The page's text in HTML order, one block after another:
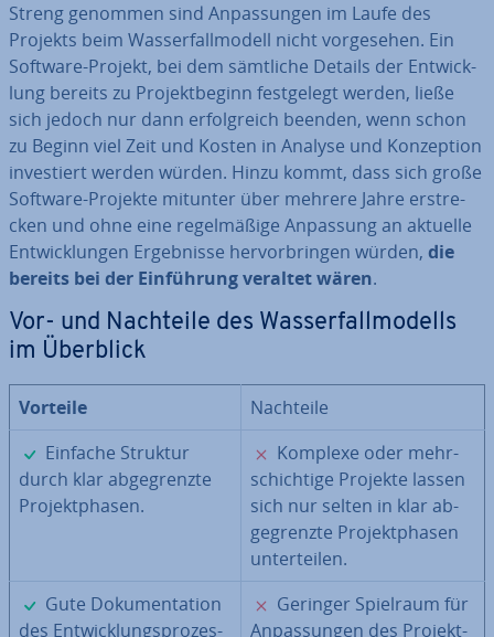
Streng genommen sind An­pas­sun­gen im Laufe des
Projekts beim Was­ser­fall­mo­dell nicht vor­ge­se­hen. Ein
Software-Projekt, bei dem sämtliche Details der Ent­wick­
lung bereits zu Pro­jekt­be­ginn fest­ge­legt werden, ließe
sich jedoch nur dann er­folg­reich beenden, wenn schon
zu Beginn viel Zeit und Kosten in Analyse und Kon­zep­ti­on
in­ves­tiert werden würden. Hinzu kommt, dass sich große
Software-Projekte mitunter über mehrere Jahre er­stre­
cken und ohne eine re­gel­mä­ßi­ge Anpassung an aktuelle
Ent­wick­lun­gen Er­geb­nis­se her­vor­brin­gen würden, die
bereits bei der Ein­füh­rung veraltet wären.
Vor- und Nachteile des Was­ser­fall­mo­dells
im Überblick
Vorteile
Nachteile
✓
Einfache Struktur
durch klar ab­ge­grenz­te
Pro­jekt­pha­sen.
✗
Komplexe oder mehr­
schich­ti­ge Projekte lassen
sich nur selten in klar ab­
ge­grenz­te Pro­jekt­pha­sen
un­ter­tei­len.
✓
Gute Do­ku­men­ta­ti­on
des Ent­wick­lungs­pro­zes­
✗
Geringer Spielraum für
An­pas­sun­gen des Pro­jekt­